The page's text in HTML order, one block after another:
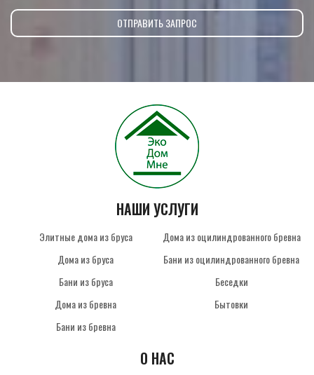
НАШИ УСЛУГИ
Элитные дома из бруса
Дома из бруса
Бани из бруса
Дома из бревна
Бани из бревна
Дома из оцилиндрованного бревна
Бани из оцилиндрованного бревна
Беседки
Бытовки
О НАС